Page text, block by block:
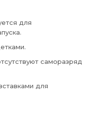
для
саморазряд
для